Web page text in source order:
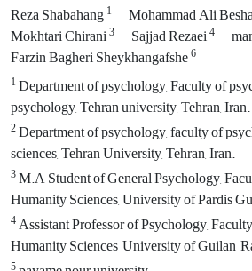
Reza Shabahang1 Mohammad Ali
Mokhtari Chirani3 Sajjad Rezaei4
Farzin Bagheri Sheykhangafshe6
1Department of psychology, Faculty of
psychology, Tehran university, Tehran, Iran.
2Department of psychology, faculty of
sciences, Tehran University, Tehran, Iran.
3M.A Student of General Psychology,
Humanity Sciences, University of Pardis
4Assistant Professor of Psychology,
Humanity Sciences, University of Guilan,